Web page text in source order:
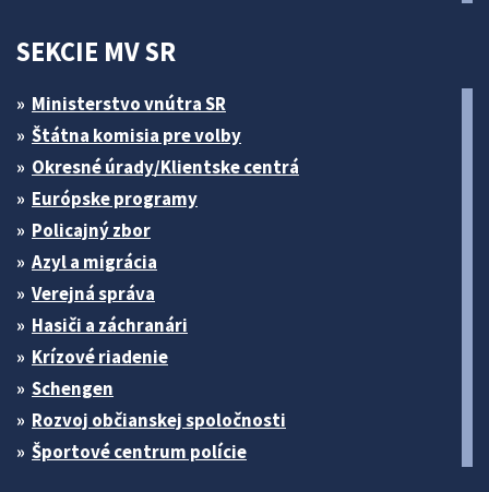
SEKCIE MV SR
Ministerstvo vnútra SR
Štátna komisia pre volby
Okresné úrady/Klientske centrá
Európske programy
Policajný zbor
Azyl a migrácia
Verejná správa
Hasiči a záchranári
Krízové riadenie
Schengen
Rozvoj občianskej spoločnosti
Športové centrum polície